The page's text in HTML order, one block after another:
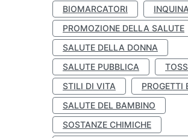
BIOMARCATORI
PROMOZIONE DELLA SALUTE
SALUTE DELLA DONNA
SALUTE PUBBLICA
STILI DI VITA
PROGETTI
SALUTE DEL BAMBINO
SOSTANZE CHIMICHE